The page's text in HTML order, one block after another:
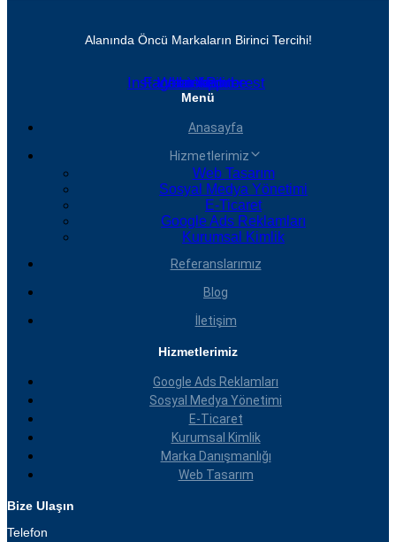
Alanında Öncü Markaların Birinci Tercihi!
Instagram
Facebook
Whatsapp
Linkedin
Youtube
Pinterest
Menü
Anasayfa
Hizmetlerimiz
Web Tasarım
Sosyal Medya Yönetimi
E-Ticaret
Google Ads Reklamları
Kurumsal Kimlik
Referanslarımız
Blog
İletişim
Hizmetlerimiz
Google Ads Reklamları
Sosyal Medya Yönetimi
E-Ticaret
Kurumsal Kimlik
Marka Danışmanlığı
Web Tasarım
Bize Ulaşın
Telefon